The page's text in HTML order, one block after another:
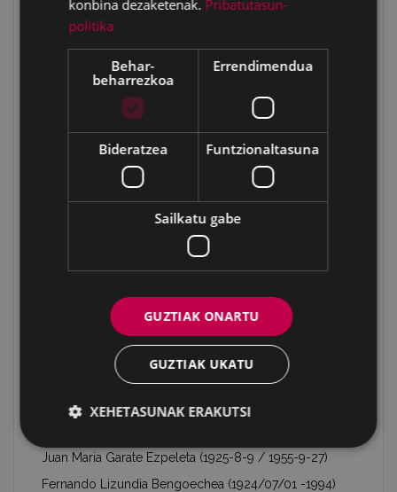
Ernesto Larreategui Lizaso (6-9-1926 / 5-9-1975)
Acha (16-2-1931)
Ignacio Telleria Alberdi (10-3-1927); Carmen Telleria
Alberdi (27-3-1929 / 17-7-2003)
José Muguruza Mondragón (1923/12/9 – 1995)
Rosa Arevalo Buendía (16/12/1926)
Ángel Echeverría Aranzábal (16-4-1927)
1953)- Jesús Barrenechea Arrizabalaga (26-1-1927 / 29-
Luisa Aguirre Galdona (7-9-1927)
Ignacio Aguirregoicoa Benito (Torrelavega, 1923/02/21 –
Musvee, Estonia, 1944/03/09)
Begoña Zaldibar Oyanguren (14-7-1927) Andoni Zaldibar
María Nieves Acha Garmendia (18-3-1926) – Nicolás Acha
Garmendia (10-9-1924 / 1945, Tblisi )
Juan Maria Garate Ezpeleta (1925-8-9 / 1955-9-27)
Fernando Lizundia Bengoechea (1924/07/01 -1994)
konbina dezaketenak. Pribatutasun-
politika
Behar-
beharrezkoa
Errendimendua
Bideratzea Funtzionaltasuna
Sailkatu gabe
GUZTIAK ONARTU
GUZTIAK UKATU
XEHETASUNAK ERAKUTSI